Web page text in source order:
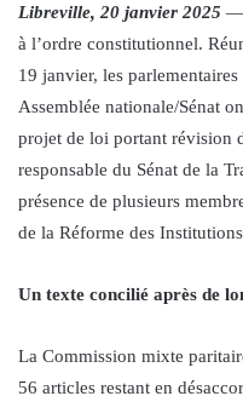
Libreville, 20 janvier 2025 —
à l’ordre constitutionnel.
19 janvier, les
Assemblée nationale/Sénat
projet de loi portant révision
responsable du Sénat de la
présence de plusieurs
de la Réforme des
Un texte concilié après de
La Commission mixte
56 articles restant en